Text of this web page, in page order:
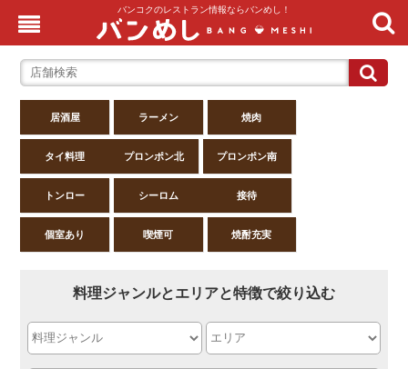
バンコクのレストラン情報ならバンめし！
居酒屋 ラーメン 焼肉
タイ料理 プロンポン北 プロンポン南
トンロー シーロム 接待
個室あり 喫煙可 焼酎充実
料理ジャンルとエリアと特徴で絞り込む